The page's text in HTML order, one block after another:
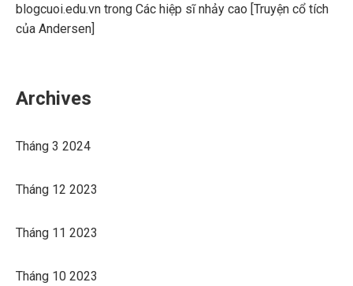
blogcuoi.edu.vn trong Các hiệp sĩ nhảy cao [Truyện cổ tích
của Andersen]
Archives
Tháng 3 2024
Tháng 12 2023
Tháng 11 2023
Tháng 10 2023